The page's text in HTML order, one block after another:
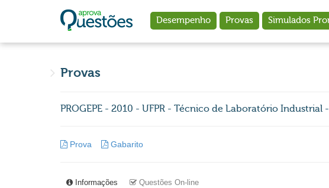
Desempenho Provas Simulados
Provas
PROGEPE - 2010 - UFPR - Técnico de Laboratório Industrial
Prova Gabarito
Informações Questões On-line